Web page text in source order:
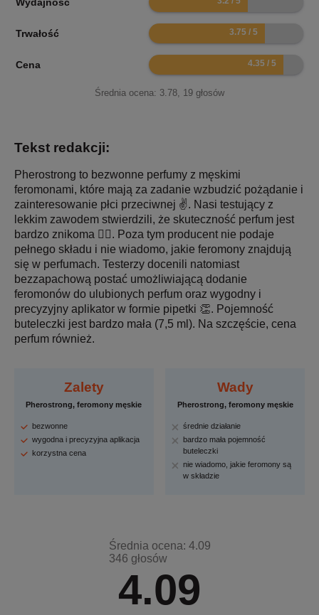
Trwałość 7.5
Cena 8.7
Średnia ocena: 3.78, 19 głosów
Tekst redakcji:
Pherostrong to bezwonne perfumy z męskimi
feromonami, które mają za zadanie wzbudzić pożądanie i
zainteresowanie płci przeciwnej ✌️. Nasi testujący z
lekkim zawodem stwierdzili, że skuteczność perfum jest
bardzo znikoma 🤷‍♂️. Poza tym producent nie podaje
pełnego składu i nie wiadomo, jakie feromony znajdują
się w perfumach. Testerzy docenili natomiast
bezzapachową postać umożliwiającą dodanie
feromonów do ulubionych perfum oraz wygodny i
precyzyjny aplikator w formie pipetki 👏. Pojemność
buteleczki jest bardzo mała (7,5 ml). Na szczęście, cena
perfum również.
Zalety
Pherostrong, feromony męskie
bezwonne
wygodna i precyzyjna aplikacja
korzystna cena
Wady
Pherostrong, feromony męskie
średnie działanie
bardzo mała pojemność
buteleczki
nie wiadomo, jakie feromony są
w składzie
4.09
Średnia ocena: 4.09
346 głosów